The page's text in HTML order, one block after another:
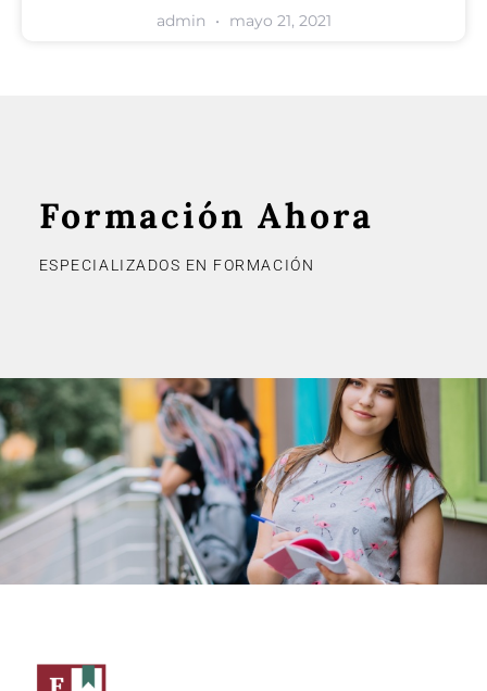
admin mayo 21, 2021
Formación Ahora
ESPECIALIZADOS EN FORMACIÓN